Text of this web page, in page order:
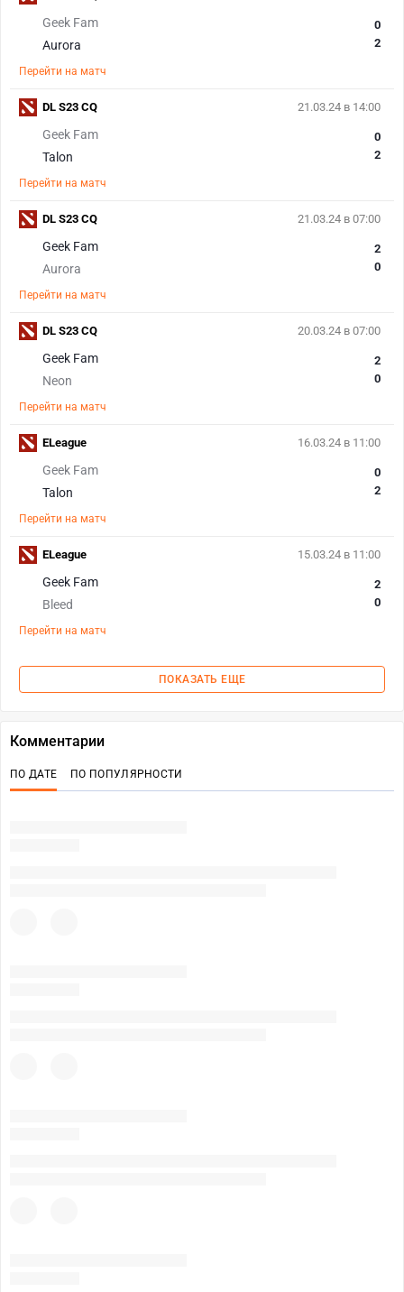
Geek Fam
Aurora
0
2
Перейти на матч
21.03.24 в 14:00
Geek Fam
Talon
0
2
Перейти на матч
DL S23 CQ
21.03.24 в 07:00
Geek Fam
Aurora
2
0
Перейти на матч
DL S23 CQ
20.03.24 в 07:00
Geek Fam
Neon
2
0
Перейти на матч
DL S23 CQ
16.03.24 в 11:00
Geek Fam
Talon
0
2
Перейти на матч
ELeague
15.03.24 в 11:00
Geek Fam
Bleed
2
0
Перейти на матч
ELeague
ПОКАЗАТЬ ЕЩЕ
Комментарии
ПО ДАТЕ ПО ПОПУЛЯРНОСТИ